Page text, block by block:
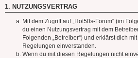
1. NUTZUNGSVERTRAG
Mit dem Zugriff auf „Hot50s-Forum“ (im
du einen Nutzungsvertrag mit dem
Folgenden „Betreiber“) und erklärst dich
Regelungen einverstanden.
Wenn du mit diesen Regelungen nicht